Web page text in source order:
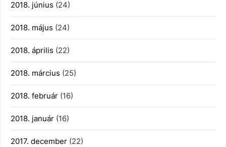
2018. június (24)
2018. május (24)
2018. április (22)
2018. március (25)
2018. február (16)
2018. január (16)
2017. december (22)